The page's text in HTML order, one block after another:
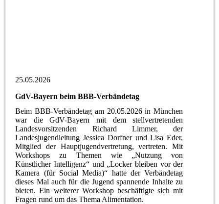
25.05.2026
GdV-Bayern beim BBB-Verbändetag
Beim BBB-Verbändetag am 20.05.2026 in München
war die GdV-Bayern mit dem stellvertretenden
Landesvorsitzenden Richard Limmer, der
Landesjugendleitung Jessica Dorfner und Lisa Eder,
Mitglied der Hauptjugendvertretung, vertreten. Mit
Workshops zu Themen wie „Nutzung von
Künstlicher Intelligenz“ und „Locker bleiben vor der
Kamera (für Social Media)“ hatte der Verbändetag
dieses Mal auch für die Jugend spannende Inhalte zu
bieten. Ein weiterer Workshop beschäftigte sich mit
Fragen rund um das Thema Alimentation.